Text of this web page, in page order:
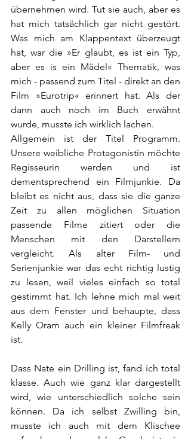
übernehmen wird. Tut sie auch, aber es
hat mich tatsächlich gar nicht gestört.
Was mich am Klappentext überzeugt
hat, war die »Er glaubt, es ist ein Typ,
aber es is ein Mädel« Thematik, was
mich - passend zum Titel - direkt an den
Film »Eurotrip« erinnert hat. Als der
dann auch noch im Buch erwähnt
wurde, musste ich wirklich lachen.
Allgemein ist der Titel Programm.
Unsere weibliche Protagonistin möchte
Regisseurin werden und ist
dementsprechend ein Filmjunkie. Da
bleibt es nicht aus, dass sie die ganze
Zeit zu allen möglichen Situation
passende Filme zitiert oder die
Menschen mit den Darstellern
vergleicht. Als alter Film- und
Serienjunkie war das echt richtig lustig
zu lesen, weil vieles einfach so total
gestimmt hat. Ich lehne mich mal weit
aus dem Fenster und behaupte, dass
Kelly Oram auch ein kleiner Filmfreak
ist.
Dass Nate ein Drilling ist, fand ich total
klasse. Auch wie ganz klar dargestellt
wird, wie unterschiedlich solche sein
können. Da ich selbst Zwilling bin,
musste ich auch mit dem Klischee